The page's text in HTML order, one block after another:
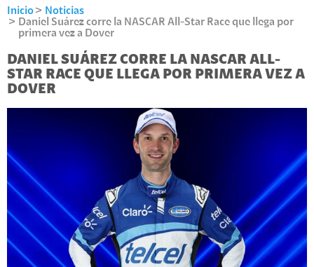
Inicio
Noticias
Daniel Suárez corre la NASCAR All-Star Race que llega por
primera vez a Dover
DANIEL SUÁREZ CORRE LA NASCAR ALL-
STAR RACE QUE LLEGA POR PRIMERA VEZ A
DOVER